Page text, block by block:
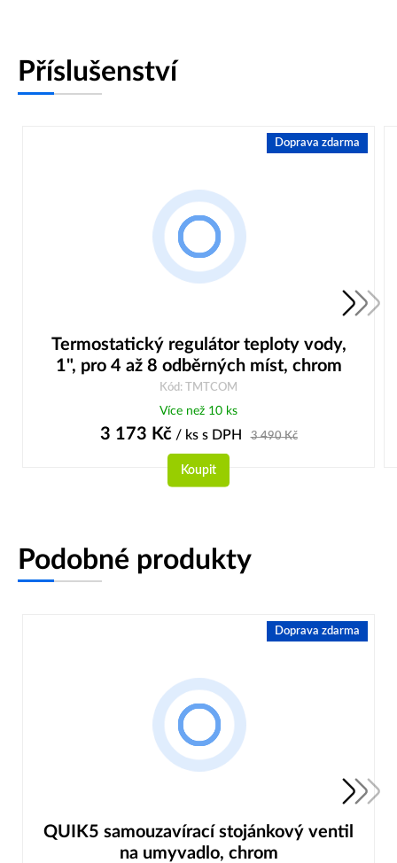
Příslušenství
Doprava zdarma
Termostatický regulátor teploty vody,
1", pro 4 až 8 odběrných míst, chrom
Kód: TMTCOM
Více než 10 ks
3 173 Kč/ ks s DPH 3 490Kč
Koupit
Podobné produkty
Doprava zdarma
QUIK5 samouzavírací stojánkový ventil
na umyvadlo, chrom